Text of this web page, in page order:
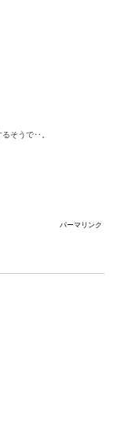
そうで‥。
パーマリンク